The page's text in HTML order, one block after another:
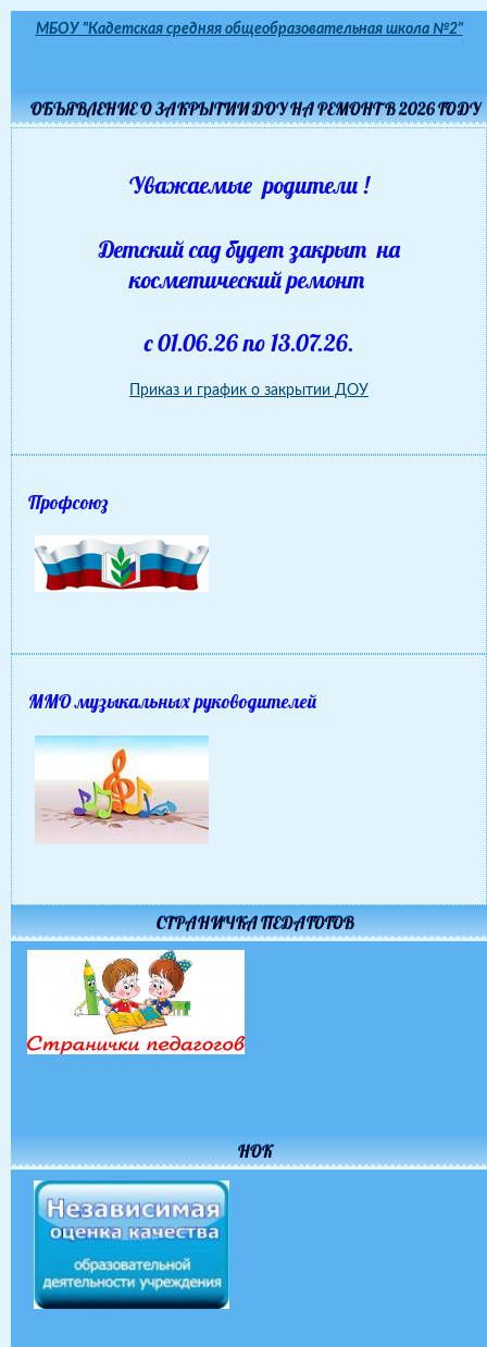
МБОУ "Кадетская средняя общеобразовательная школа №2"
ОБЪЯВЛЕНИЕ О ЗАКРЫТИИ ДОУ НА РЕМОНТ В 2026 ГОДУ
Уважаемые родители !
Детский сад будет закрыт на
косметический ремонт
с 01.06.26 по 13.07.26.
Приказ и график о закрытии ДОУ
Профсоюз
ММО музыкальных руководителей
СТРАНИЧКА ПЕДАГОГОВ
НОК